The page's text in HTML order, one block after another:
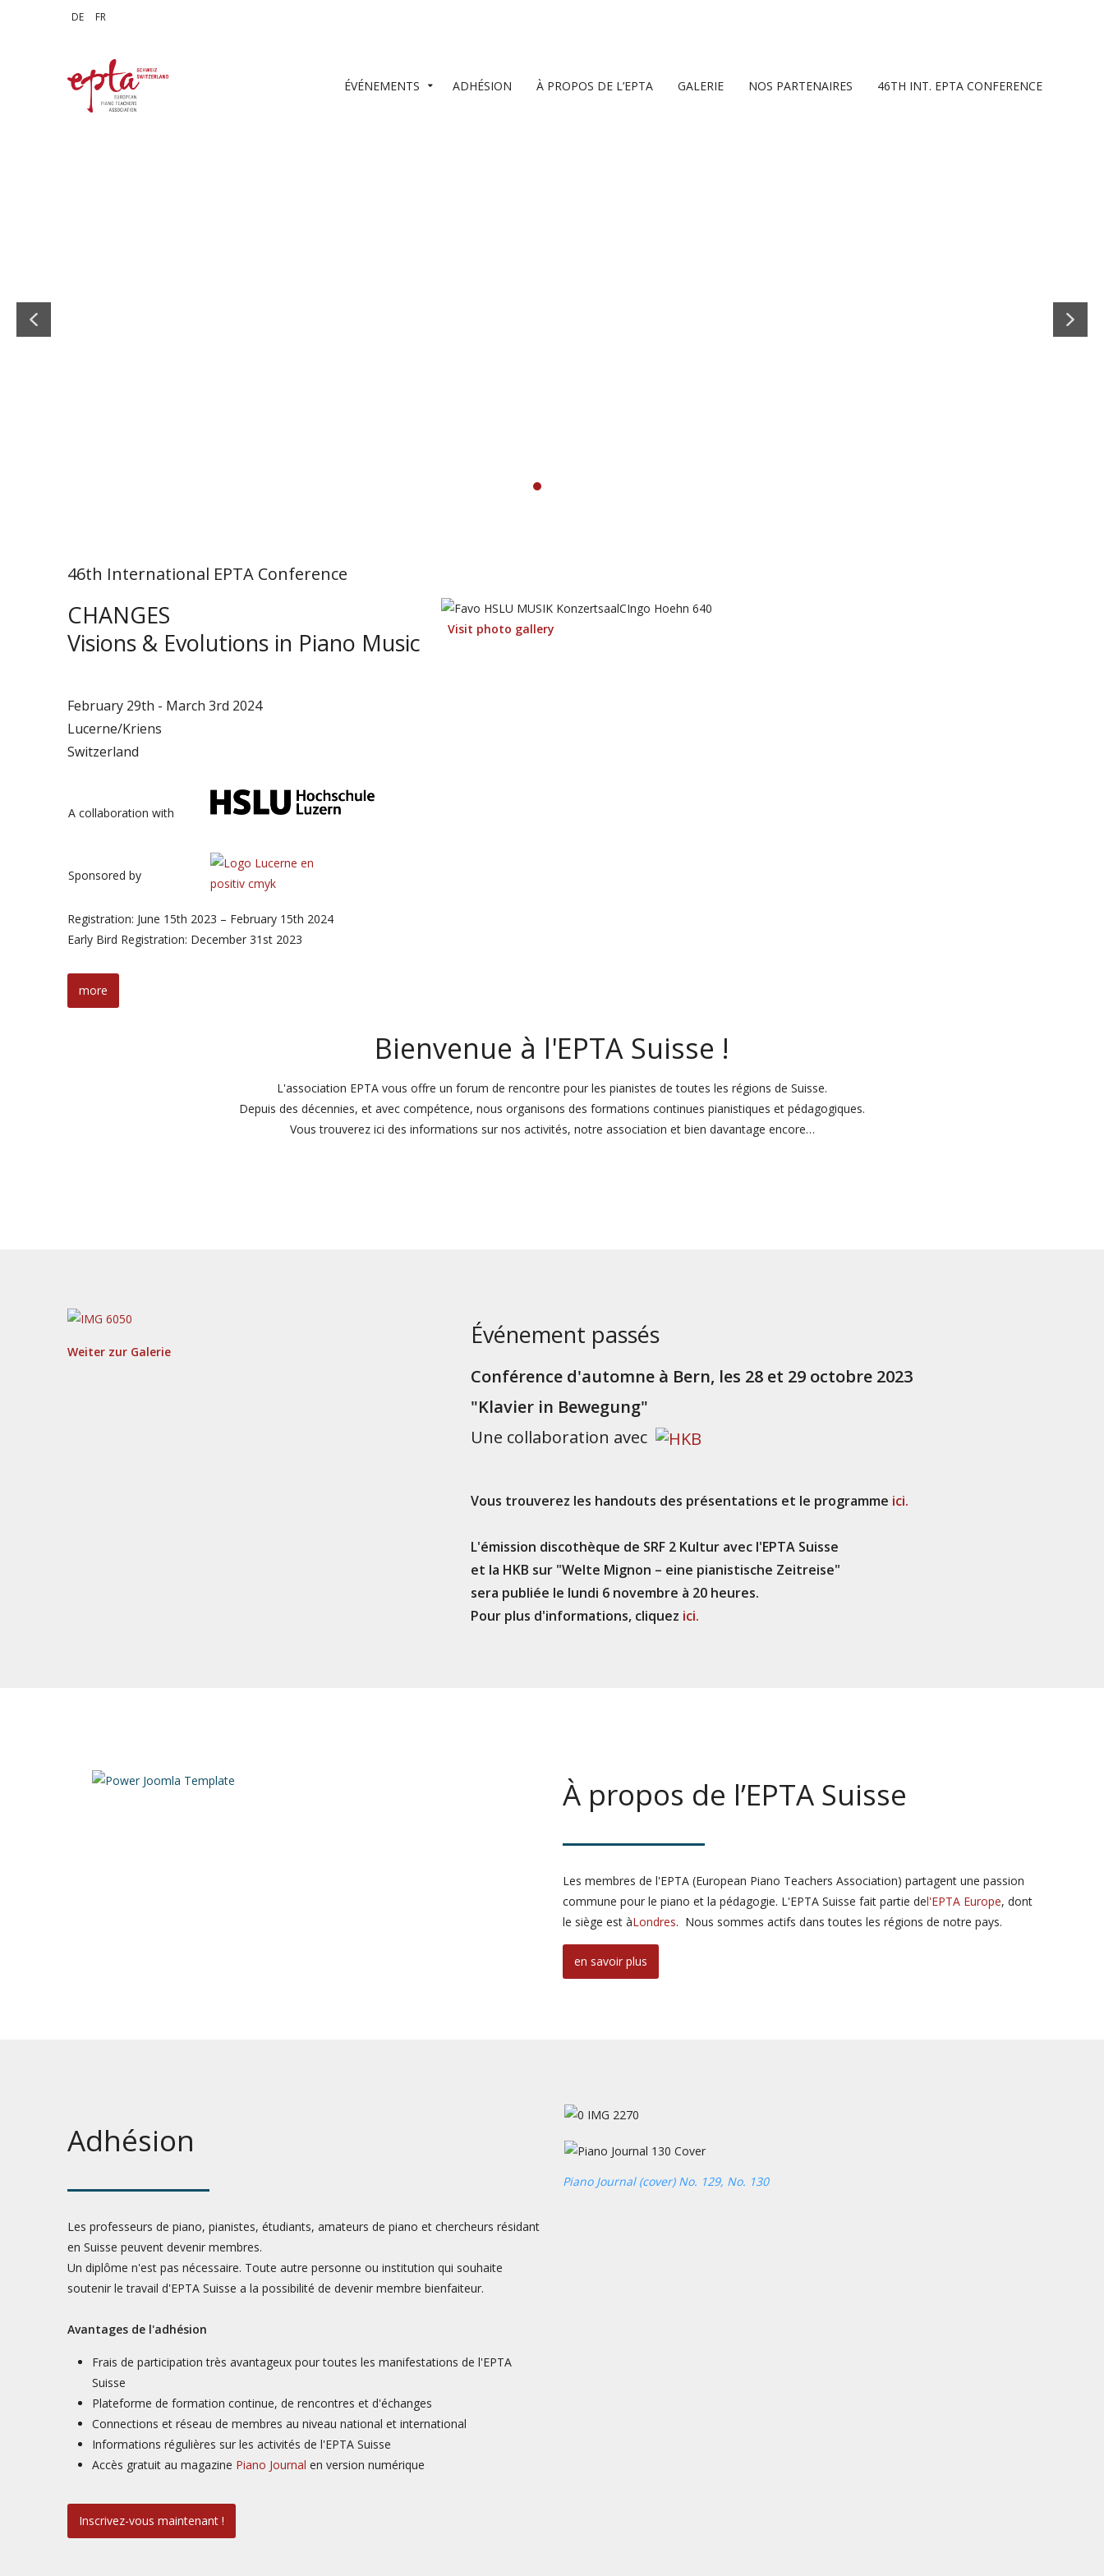
Sélectionnez votre langue
DE FR
ÉVÉNEMENTS ADHÉSION À PROPOS DE L’EPTA GALERIE NOS PARTENAIRES 46TH INT. EPTA CONFERENCE
46th International EPTA Conference
CHANGES
Visions & Evolutions in Piano Music
February 29th - March 3rd 2024
Lucerne/Kriens
Switzerland
A collaboration with
Sponsored by
Registration: June 15th 2023 – February 15th 2024
Early Bird Registration: December 31st 2023
more
Visit photo gallery
Bienvenue à l'EPTA Suisse !
L'association EPTA vous offre un forum de rencontre pour les pianistes de toutes les régions de Suisse.
Depuis des décennies, et avec compétence, nous organisons des formations continues pianistiques et pédagogiques.
Vous trouverez ici des informations sur nos activités, notre association et bien davantage encore…
Weiter zur Galerie
Événement passés
Conférence d'automne à Bern, les 28 et 29 octobre 2023
"Klavier in Bewegung"
Une collaboration avec
Vous trouverez les handouts des présentations et le programme ici.
L'émission discothèque de SRF 2 Kultur avec l'EPTA Suisse
et la HKB sur "Welte Mignon – eine pianistische Zeitreise"
sera publiée le lundi 6 novembre à 20 heures.
Pour plus d'informations, cliquez ici.
À propos de l’EPTA Suisse
Les membres de l'EPTA (European Piano Teachers Association) partagent une passion
commune pour le piano et la pédagogie. L'EPTA Suisse fait partie del'EPTA Europe, dont
le siège est àLondres. Nous sommes actifs dans toutes les régions de notre pays.
en savoir plus
Adhésion
Les professeurs de piano, pianistes, étudiants, amateurs de piano et chercheurs résidant
en Suisse peuvent devenir membres.
Un diplôme n'est pas nécessaire. Toute autre personne ou institution qui souhaite
soutenir le travail d'EPTA Suisse a la possibilité de devenir membre bienfaiteur.
Avantages de l'adhésion
Frais de participation très avantageux pour toutes les manifestations de l'EPTA
Suisse
Plateforme de formation continue, de rencontres et d'échanges
Connections et réseau de membres au niveau national et international
Informations régulières sur les activités de l'EPTA Suisse
Accès gratuit au magazine Piano Journal en version numérique
Inscrivez-vous maintenant !
Piano Journal (cover) No. 129, No. 130